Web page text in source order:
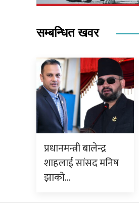
सम्बन्धित खवर
प्रधानमन्त्री बालेन्द्र
शाहलाई सांसद मनिष
झाको…